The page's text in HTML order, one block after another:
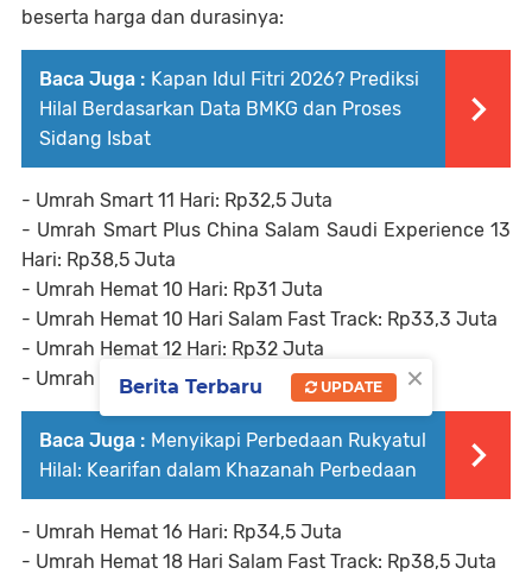
beserta harga dan durasinya:
Baca Juga : Kapan Idul Fitri 2026? Prediksi
Hilal Berdasarkan Data BMKG dan Proses
Sidang Isbat
- Umrah Smart 11 Hari: Rp32,5 Juta
- Umrah Smart Plus China Salam Saudi Experience 13
Hari: Rp38,5 Juta
- Umrah Hemat 10 Hari: Rp31 Juta
- Umrah Hemat 10 Hari Salam Fast Track: Rp33,3 Juta
- Umrah Hemat 12 Hari: Rp32 Juta
- Umrah Hemat Plus China 13 Hari: Rp33 Juta
Baca Juga : Menyikapi Perbedaan Rukyatul
Hilal: Kearifan dalam Khazanah Perbedaan
- Umrah Hemat 16 Hari: Rp34,5 Juta
- Umrah Hemat 18 Hari Salam Fast Track: Rp38,5 Juta
×
Berita Terbaru UPDATE